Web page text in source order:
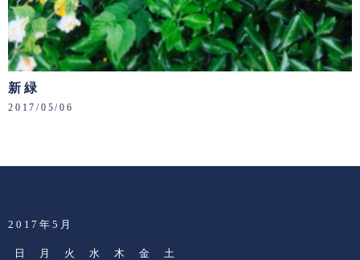
新緑
2017/05/06
2017年5月
日 月 火 水 木 金 土